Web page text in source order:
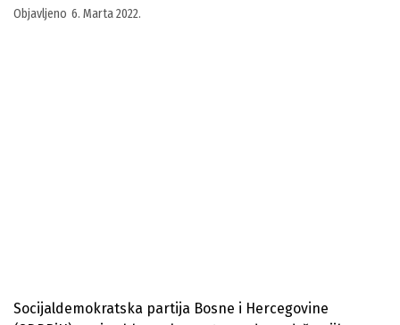
Objavljeno 6. Marta 2022.
Socijaldemokratska partija Bosne i Hercegovine